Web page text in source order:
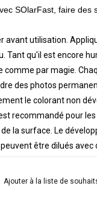
SOlarFast, faire des
avant utilisation.
Tant qu'il est encore
comme par magie.
des photos
le colorant non
recommandé pour
la surface. Le
être dilués avec
convient à toutes les
Ajouter à la liste de